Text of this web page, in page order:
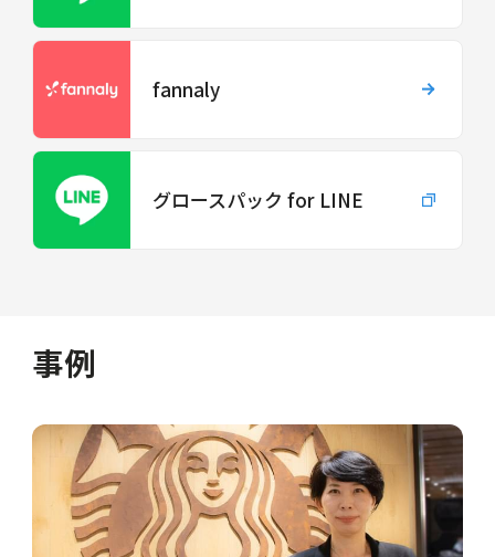
fannaly
グロースパック for LINE
事例